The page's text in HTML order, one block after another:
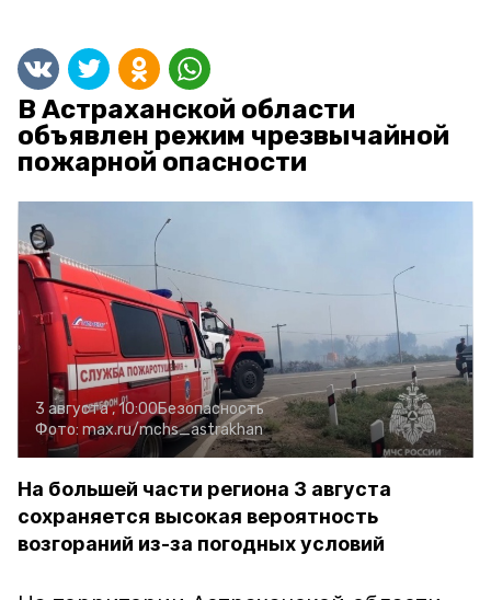
В Астраханской области
объявлен режим чрезвычайной
пожарной опасности
3 августа , 10:00Безопасность
Фото: max.ru/mchs_astrakhan
На большей части региона 3 августа
сохраняется высокая вероятность
возгораний из-за погодных условий